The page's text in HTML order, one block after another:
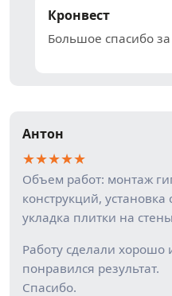
Кронвест
Большое спасибо
Антон
★★★★★
Объем работ: монтаж
конструкций,
укладка плитки на
Работу сделали хорошо
понравился результат.
Спасибо.